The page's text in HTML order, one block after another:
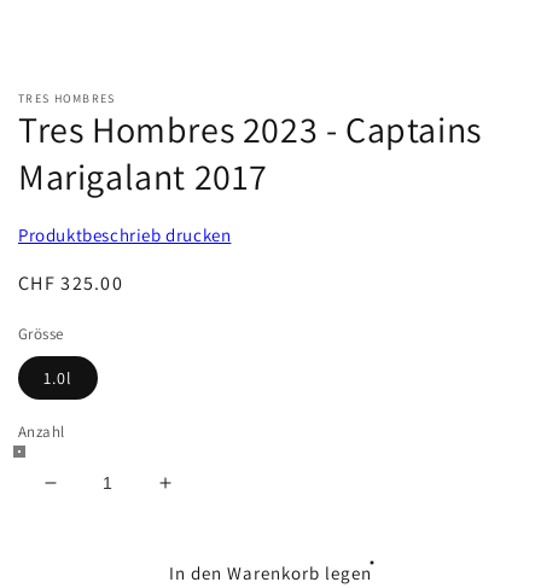
TRES HOMBRES
Tres Hombres 2023 - Captains
Marigalant 2017
Produktbeschrieb drucken
Normaler
CHF 325.00
Grösse
1.0l
Anzahl
Verringere
Erhöhe
für
In den Warenkorb legen